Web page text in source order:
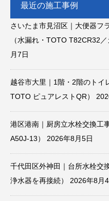
最近の施工事例
さいたま市見沼区｜大便器フ
（水漏れ・TOTO T82CR32
月7日
越谷市大里｜1階・2階のトイ
TOTO ピュアレストQR）
港区港南｜厨房立水栓交換工
A50J-13）
2026年8月5日
千代田区外神田｜台所水栓交
浄水器を再接続）
2026年8月